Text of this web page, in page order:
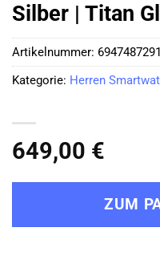
Silber | Titan
649,00 €
ZUM
Artikelnummer:
Kategorie: Herren